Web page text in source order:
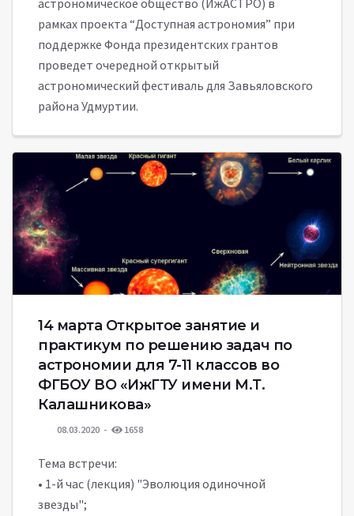
астрономическое общество (ИжАСТРО) в
рамках проекта “Доступная астрономия” при
поддержке Фонда президентских грантов
проведет очередной открытый
астрономический фестиваль для Завьяловского
района Удмуртии.
14 марта Открытое занятие и
практикум по решению задач по
астрономии для 7-11 классов во
ФГБОУ ВО «ИжГТУ имени М.Т.
Калашникова»
08.03.2020 1658
Тема встречи:
• 1-й час (лекция) "Эволюция одиночной
звезды";